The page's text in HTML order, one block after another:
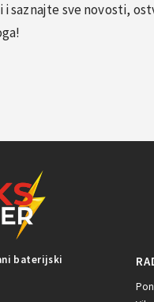
saznajte sve novosti,
baterijski